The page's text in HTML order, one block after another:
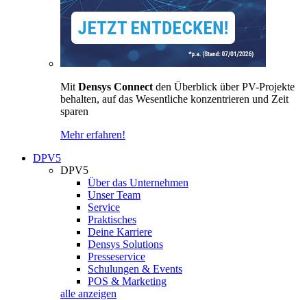
Mit Densys Connect den Überblick über PV-Projekte
behalten, auf das Wesentliche konzentrieren und Zeit
sparen
Mehr erfahren!
DPV5
DPV5
Über das Unternehmen
Unser Team
Service
Praktisches
Deine Karriere
Densys Solutions
Presseservice
Schulungen & Events
POS & Marketing
alle anzeigen